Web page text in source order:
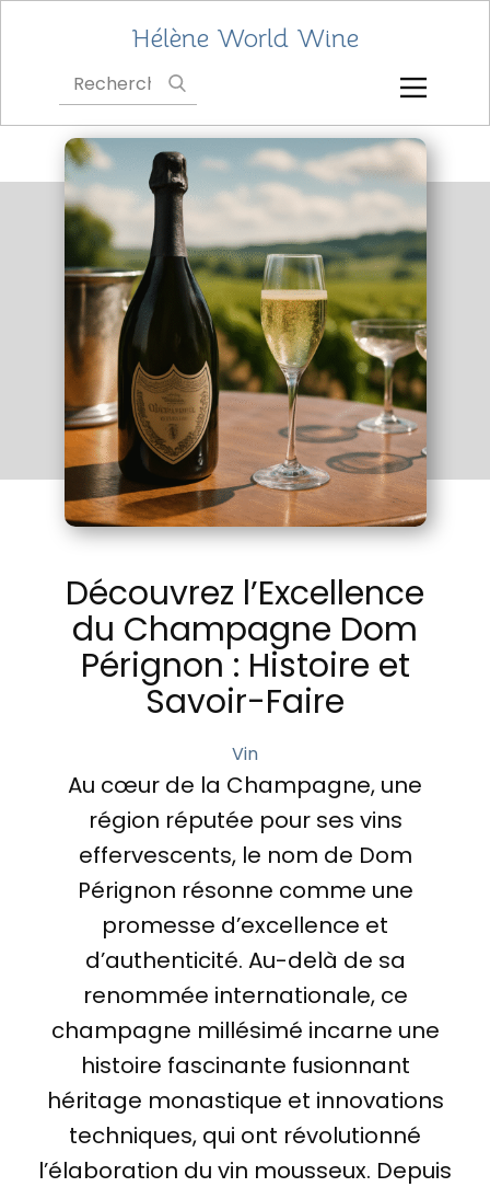
Hélène World Wine
Découvrez l’Excellence
du Champagne Dom
Pérignon : Histoire et
Savoir-Faire
Vin
Au cœur de la Champagne, une
région réputée pour ses vins
effervescents, le nom de Dom
Pérignon résonne comme une
promesse d’excellence et
d’authenticité. Au-delà de sa
renommée internationale, ce
champagne millésimé incarne une
histoire fascinante fusionnant
héritage monastique et innovations
techniques, qui ont révolutionné
l’élaboration du vin mousseux. Depuis